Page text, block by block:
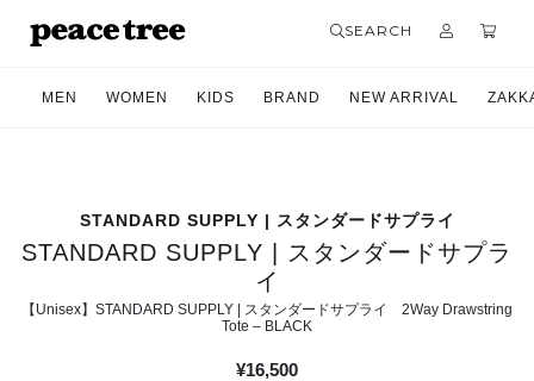
SEARCH
MEN WOMEN KIDS BRAND NEW ARRIVAL
STANDARD SUPPLY | スタンダードサプライ
STANDARD SUPPLY | スタンダードサプラ
イ
【Unisex】STANDARD SUPPLY | スタンダードサプライ 2Way Drawstring
Tote – BLACK
¥16,500